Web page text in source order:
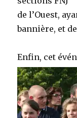
de l’Ouest,
bannière, et
Enfin, cet